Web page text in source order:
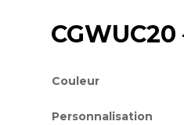
Couleur
Personnalisation